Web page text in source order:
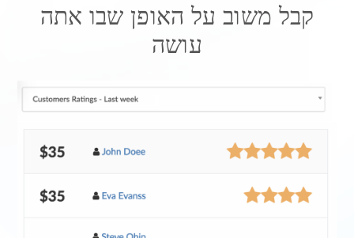
קבל משוב על האופן שבו אתה
עושה